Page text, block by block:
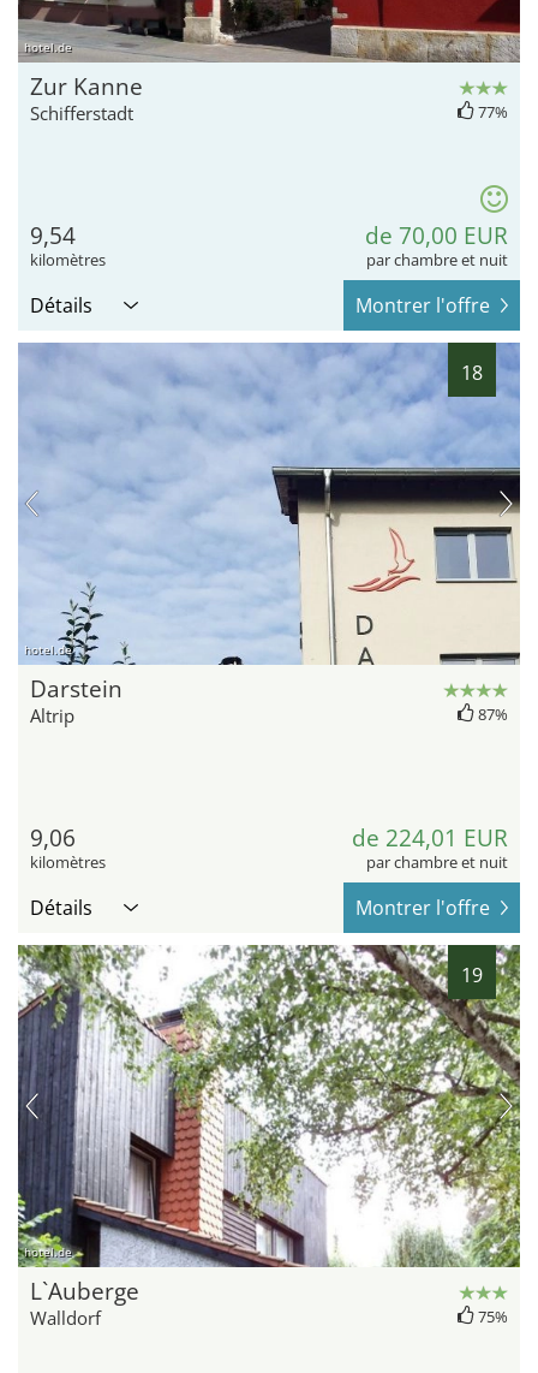
hotel.de
Zur Kanne
Schifferstadt 77%
9,54
kilomètres
de 70,00 EUR
par chambre et nuit
Détails Montrer l'offre
18
hotel.de
Darstein
Altrip 87%
9,06
kilomètres
de 224,01 EUR
par chambre et nuit
Détails Montrer l'offre
19
hotel.de
L`Auberge
Walldorf 75%